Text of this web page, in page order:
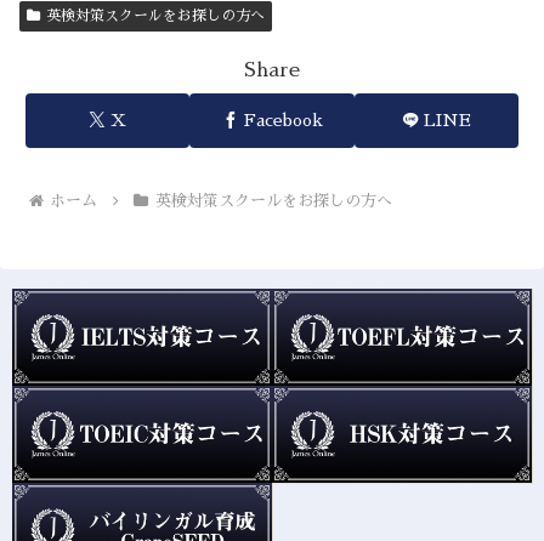
英検対策スクールをお探しの方へ
Share
X Facebook LINE
ホーム 英検対策スクールをお探しの方へ